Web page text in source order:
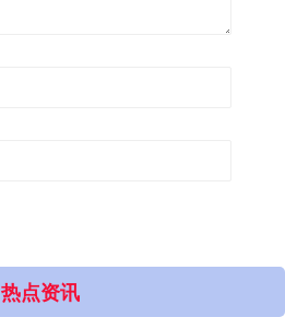
热点资讯